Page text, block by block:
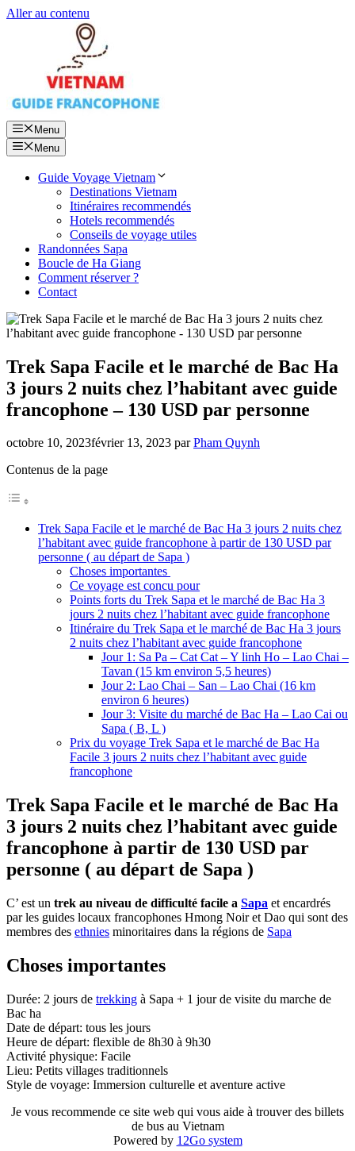
Aller au contenu
Menu
Menu
Guide Voyage Vietnam
Destinations Vietnam
Itinéraires recommendés
Hotels recommendés
Conseils de voyage utiles
Randonnées Sapa
Boucle de Ha Giang
Comment réserver ?
Contact
Trek Sapa Facile et le marché de Bac Ha
3 jours 2 nuits chez l’habitant avec guide
francophone – 130 USD par personne
octobre 10, 2023février 13, 2023 parPham Quynh
Contenus de la page
Trek Sapa Facile et le marché de Bac Ha 3 jours 2 nuits chez
l’habitant avec guide francophone à partir de 130 USD par
personne ( au départ de Sapa )
Choses importantes
Ce voyage est concu pour
Points forts du Trek Sapa et le marché de Bac Ha 3
jours 2 nuits chez l’habitant avec guide francophone
Itinéraire du Trek Sapa et le marché de Bac Ha 3 jours
2 nuits chez l’habitant avec guide francophone
Jour 1: Sa Pa – Cat Cat – Y linh Ho – Lao Chai –
Tavan (15 km environ 5,5 heures)
Jour 2: Lao Chai – San – Lao Chai (16 km
environ 6 heures)
Jour 3: Visite du marché de Bac Ha – Lao Cai ou
Sapa ( B, L )
Prix du voyage Trek Sapa et le marché de Bac Ha
Facile 3 jours 2 nuits chez l’habitant avec guide
francophone
Trek Sapa Facile et le marché de Bac Ha
3 jours 2 nuits chez l’habitant avec guide
francophone à partir de 130 USD par
personne ( au départ de Sapa )
C’ est un trek au niveau de difficulté facile a Sapa et encardrés
par les guides locaux francophones Hmong Noir et Dao qui sont des
membres des ethnies minoritaires dans la régions de Sapa
Choses importantes
Durée: 2 jours de trekking à Sapa + 1 jour de visite du marche de
Bac ha
Date de départ: tous les jours
Heure de départ: flexible de 8h30 à 9h30
Activité physique: Facile
Lieu: Petits villages traditionnels
Style de voyage: Immersion culturelle et aventure active
Je vous recommende ce site web qui vous aide à trouver des billets
de bus au Vietnam
Powered by 12Go system